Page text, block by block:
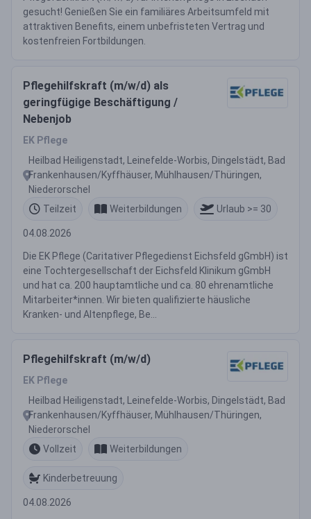
gesucht! Genießen Sie ein familiäres Arbeitsumfeld mit
attraktiven Benefits, einem unbefristeten Vertrag und
kostenfreien Fortbildungen.
Pflegehilfskraft (m/w/d) als
geringfügige Beschäftigung /
Nebenjob
EK Pflege
Heilbad Heiligenstadt, Leinefelde-Worbis, Dingelstädt, Bad
Frankenhausen/Kyffhäuser, Mühlhausen/Thüringen,
Niederorschel
Teilzeit
Weiterbildungen Urlaub >= 30
04.08.2026
Die EK Pflege (Caritativer Pflegedienst Eichsfeld gGmbH) ist
eine Tochtergesellschaft der Eichsfeld Klinikum gGmbH
und hat ca. 200 hauptamtliche und ca. 80 ehrenamtliche
Mitarbeiter*innen. Wir bieten qualifizierte häusliche
Kranken- und Altenpflege, Be...
Pflegehilfskraft (m/w/d)
EK Pflege
Heilbad Heiligenstadt, Leinefelde-Worbis, Dingelstädt, Bad
Frankenhausen/Kyffhäuser, Mühlhausen/Thüringen,
Niederorschel
Vollzeit
Weiterbildungen
Kinderbetreuung
04.08.2026